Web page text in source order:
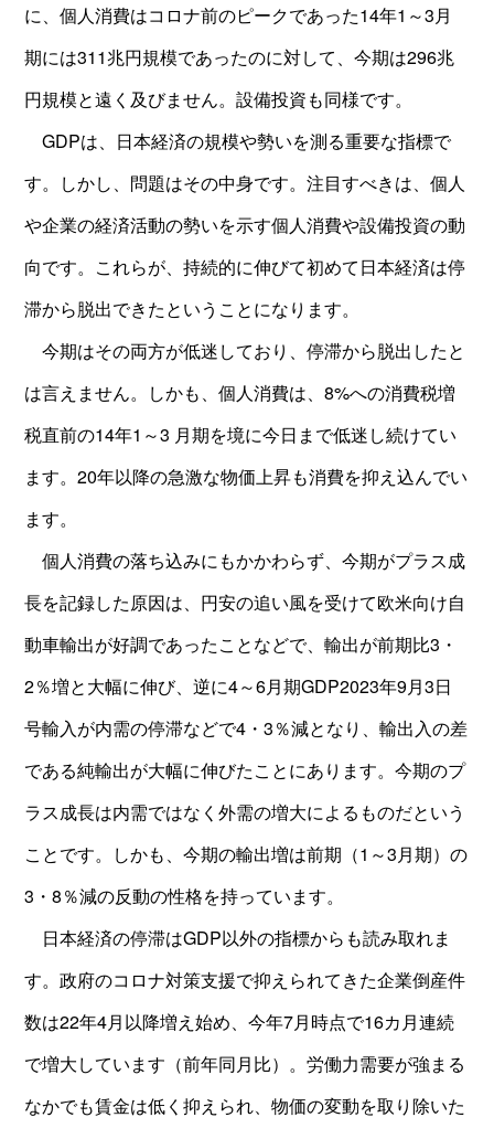
に、個人消費はコロナ前のピークであった14年1～3月
期には311兆円規模であったのに対して、今期は296兆
円規模と遠く及びません。設備投資も同様です。
GDPは、日本経済の規模や勢いを測る重要な指標で
す。しかし、問題はその中身です。注目すべきは、個人
や企業の経済活動の勢いを示す個人消費や設備投資の動
向です。これらが、持続的に伸びて初めて日本経済は停
滞から脱出できたということになります。
今期はその両方が低迷しており、停滞から脱出したと
は言えません。しかも、個人消費は、8%への消費税増
税直前の14年1～3 月期を境に今日まで低迷し続けてい
ます。20年以降の急激な物価上昇も消費を抑え込んでい
ます。
個人消費の落ち込みにもかかわらず、今期がプラス成
長を記録した原因は、円安の追い風を受けて欧米向け自
動車輸出が好調であったことなどで、輸出が前期比3・
2％増と大幅に伸び、逆に4～6月期GDP2023年9月3日
号輸入が内需の停滞などで4・3％減となり、輸出入の差
である純輸出が大幅に伸びたことにあります。今期のプ
ラス成長は内需ではなく外需の増大によるものだという
ことです。しかも、今期の輸出増は前期（1～3月期）の
3・8％減の反動の性格を持っています。
日本経済の停滞はGDP以外の指標からも読み取れま
す。政府のコロナ対策支援で抑えられてきた企業倒産件
数は22年4月以降増え始め、今年7月時点で16カ月連続
で増大しています（前年同月比）。労働力需要が強まる
なかでも賃金は低く抑えられ、物価の変動を取り除いた